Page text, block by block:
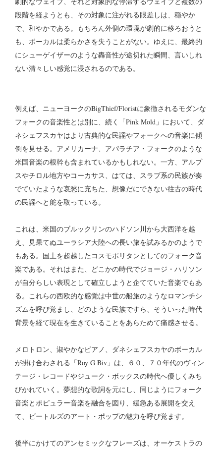
段階を経ようとも、その対象に注がれる眼差しは、穏やか
で、和やかである。もちろん外側の環境が劇的に移ろおうと
も、ボーカルは柔らかさを失うことがない。ゆえに、最終的
にシューゲイザーのような轟音性が途切れた瞬間、言いしれ
ない清々しい感覚に浸されるのである。
例えば、ニューヨークのBigThief/Floristに象徴されるモダンな
フォークの音楽性とは別に、続く「Pink Mold」において、ダ
ネシェフスカヤはより古典的な民謡やフォークへの音楽に傾
倒を見せる。アメリカーナ、アパラチア・フォークのような
米国音楽の根幹も含まれているかもしれない。一方、アルプ
スやチロル地方やコーカサス、はては、スラブ系の民族が奏
でていたような哀愁に充ちた、想像だにできない往古の時代
の民謡へと舵を取っている。
これは、米国のブルックリンのハドソン川から大西洋を越
え、見果てぬユーラシア大陸への長い旅を試みるかのようで
もある。国土を超越したコスモポリタンとしてのフォーク音
楽である。それはまた、どこかの時代でジョージ・ハリソン
が自分らしい表現として確立しようと企てていた音楽でもあ
る。これらの西欧的な感覚は中世の船旅のようなロマンチシ
ズムを呼び覚まし、どのような民族ですら、そういった時代
背景を経て現在を生きていることをあらためて痛感させる。
メロトロン、淑やかなピアノ、ダネシェフスカヤのボーカル
が掛け合わされる「Roy G Biv」は、６０、７０年代のヴィン
テージ・レコードやジューク・ボックスの時代へ優しくみち
びかれていく。夢想的な歌詞を元にし、同じようにフォーク
音楽とポピュラー音楽を融合を図り、緩急ある展開を交え
て、ビートルズのアート・ポップの魅力を呼び覚ます。
後半にかけてのアンセミックなフレーズは、オーケストラの